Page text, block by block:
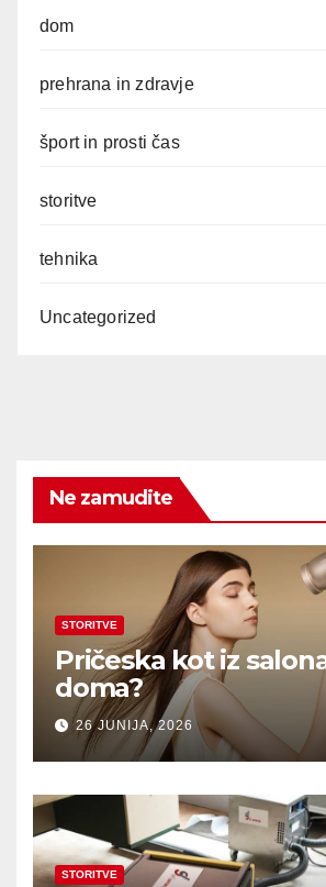
dom
prehrana in zdravje
šport in prosti čas
storitve
tehnika
Uncategorized
Ne zamudite
STORITVE
Pričeska kot iz
doma?
26 JUNIJA, 2026
STORITVE